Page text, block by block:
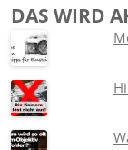
DAS WIRD